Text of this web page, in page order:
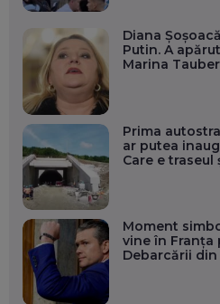
Diana
Putin. A
Marina
Prima
ar putea
Care e traseul
Moment
vine în Franța
Debarcării